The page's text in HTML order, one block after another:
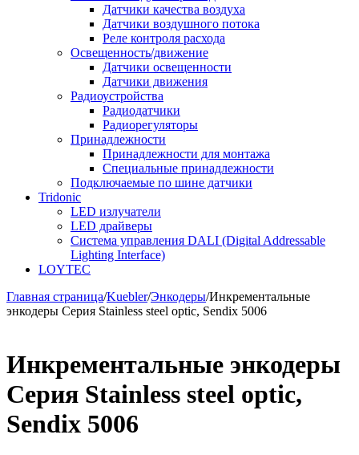
Датчики качества воздуха
Датчики воздушного потока
Реле контроля расхода
Освещенность/движение
Датчики освещенности
Датчики движения
Радиоустройства
Радиодатчики
Радиорегуляторы
Принадлежности
Принадлежности для монтажа
Специальные принадлежности
Подключаемые по шине датчики
Tridonic
LED излучатели
LED драйверы
Система управления DALI (Digital Addressable
Lighting Interface)
LOYTEC
Главная страница/Kuebler/Энкодеры/Инкрементальныe
энкодеры Серия Stainless steel optic, Sendix 5006
Инкрементальныe энкодеры
Серия Stainless steel optic,
Sendix 5006